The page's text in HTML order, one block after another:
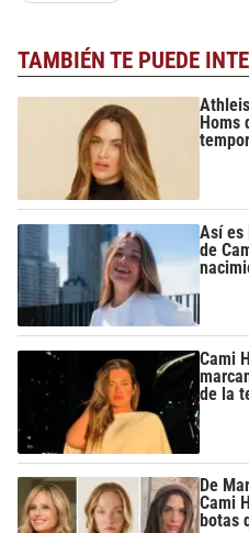
TAMBIÉN TE PUEDE
Homs
Así es
de
Cami
de la
De
Cami
botas